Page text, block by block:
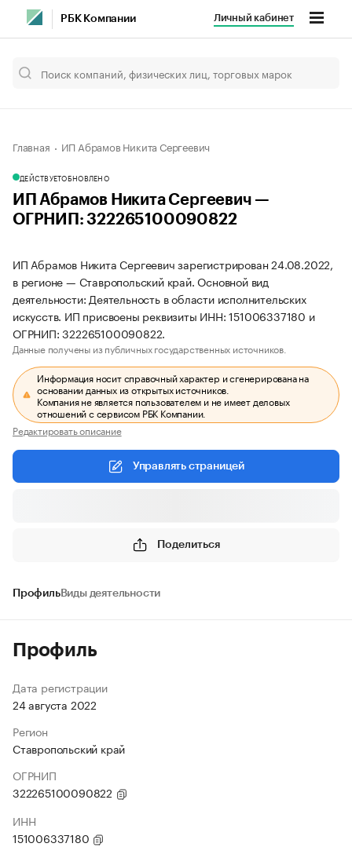
РБК Компании Личный кабинет
Главная ИП Абрамов Никита Сергеевич
ДЕЙСТВУЕТОБНОВЛЕНО
ИП Абрамов Никита Сергеевич —
ОГРНИП: 322265100090822
ИП Абрамов Никита Сергеевич зарегистрирован 24.08.2022,
в регионе — Ставропольский край. Основной вид
деятельности: Деятельность в области исполнительских
искусств. ИП присвоены реквизиты ИНН: 151006337180 и
ОГРНИП: 322265100090822.
Данные получены из публичных государственных источников.
Информация носит справочный характер и сгенерирована на
основании данных из открытых источников.
Компания не является пользователем и не имеет деловых
отношений с сервисом РБК Компании.
Редактировать описание
Управлять страницей
Поделиться
ПрофильВиды деятельности
Профиль
Дата регистрации
24 августа 2022
Регион
Ставропольский край
ОГРНИП
322265100090822
ИНН
151006337180